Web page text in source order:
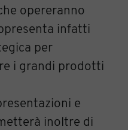
opereranno
infatti
per
i grandi prodotti
e
inoltre di